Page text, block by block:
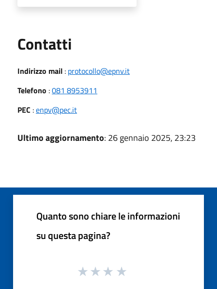
Contatti
Indirizzo mail : protocollo@epnv.it
Telefono :081 8953911
PEC :enpv@pec.it
Ultimo aggiornamento: 26 gennaio 2025, 23:23
Quanto sono chiare le informazioni
su questa pagina?